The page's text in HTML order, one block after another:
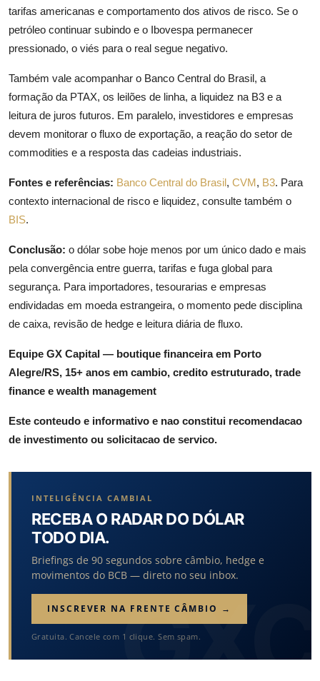
tarifas americanas e comportamento dos ativos de risco. Se o
petróleo continuar subindo e o Ibovespa permanecer
pressionado, o viés para o real segue negativo.
Também vale acompanhar o Banco Central do Brasil, a
formação da PTAX, os leilões de linha, a liquidez na B3 e a
leitura de juros futuros. Em paralelo, investidores e empresas
devem monitorar o fluxo de exportação, a reação do setor de
commodities e a resposta das cadeias industriais.
Fontes e referências: Banco Central do Brasil, CVM, B3. Para
contexto internacional de risco e liquidez, consulte também o
BIS.
Conclusão: o dólar sobe hoje menos por um único dado e mais
pela convergência entre guerra, tarifas e fuga global para
segurança. Para importadores, tesourarias e empresas
endividadas em moeda estrangeira, o momento pede disciplina
de caixa, revisão de hedge e leitura diária de fluxo.
Equipe GX Capital — boutique financeira em Porto
Alegre/RS, 15+ anos em cambio, credito estruturado, trade
finance e wealth management
Este conteudo e informativo e nao constitui recomendacao
de investimento ou solicitacao de servico.
INTELIGÊNCIA CAMBIAL
RECEBA O RADAR DO DÓLAR
TODO DIA.
Briefings de 90 segundos sobre câmbio, hedge e
movimentos do BCB — direto no seu inbox.
INSCREVER NA FRENTE CÂMBIO →
Gratuita. Cancele com 1 clique. Sem spam.